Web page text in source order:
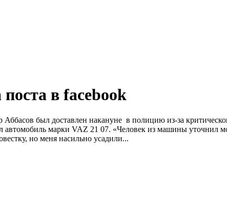
в facebook
был доставлен накануне в полицию из-за
автомобиль марки VAZ 21 07. «Человек из машины уточнил
но меня насильно усадили...